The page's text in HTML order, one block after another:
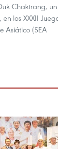
Chaktrang, un
los XXXII
Asiático (SEA